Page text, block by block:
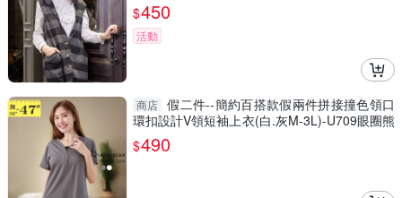
熊中大尺碼
$450
活動
商店 假二件--簡約百搭款假兩件拼接撞色領口
環扣設計V領短袖上衣(白.灰M-3L)-U709眼圈熊
中大尺碼
$490